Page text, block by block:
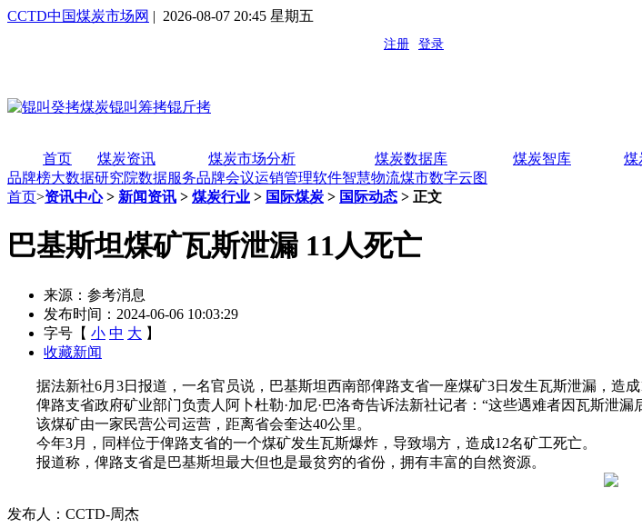
CCTD中国煤炭市场网 | 2026-08-07 20:45 星期五
首页 煤炭资讯 煤炭市场分析 煤炭数据库 煤炭智库 煤
品牌榜大数据研究院数据服务品牌会议运销管理软件智慧物流煤市数字云图
首页>资讯中心> 新闻资讯 > 煤炭行业 > 国际煤炭 > 国际动态 > 正文
巴基斯坦煤矿瓦斯泄漏 11人死亡
来源：参考消息
发布时间：2024-06-06 10:03:29
字号【 小 中 大 】
收藏新闻
据法新社6月3日报道，一名官员说，巴基斯坦西南部俾路支省一座煤矿3日发生瓦斯泄漏，造成
俾路支省政府矿业部门负责人阿卜杜勒·加尼·巴洛奇告诉法新社记者：“这些遇难者因瓦斯泄漏
该煤矿由一家民营公司运营，距离省会奎达40公里。
今年3月，同样位于俾路支省的一个煤矿发生瓦斯爆炸，导致塌方，造成12名矿工死亡。
报道称，俾路支省是巴基斯坦最大但也是最贫穷的省份，拥有丰富的自然资源。
发布人：CCTD-周杰